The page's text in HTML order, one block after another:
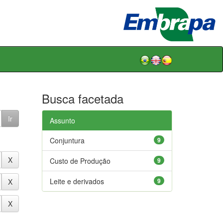
Busca facetada
Assunto
9
Conjuntura
9
Custo de Produção
9
Leite e derivados